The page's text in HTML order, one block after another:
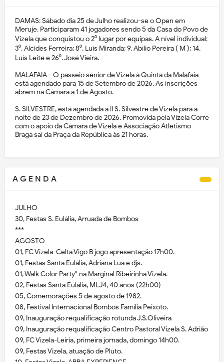
DAMAS: Sábado dia 25 de Julho realizou-se o Open em
Meruje. Participaram 41 jogadores sendo 5 da Casa do Povo de
Vizela que conquistou o 2⁰ lugar por equipas. A nível individual:
3⁰. Alcides Ferreira; 8⁰. Luís Miranda; 9. Abílio Pereira ( M ); 14.
Luís Leite e 26⁰. José Vieira.
MALAFAIA - O passeio sénior de Vizela à Quinta da Malafaia
está agendado para 15 de Setembro de 2026. As inscrições
abrem na Câmara a 1 de Agosto.
S. SILVESTRE, está agendada a II S. Silvestre de Vizela para a
noite de 23 de Dezembro de 2026. Promovida pela Vizela Corre
com o apoio da Câmara de Vizela e Associação Atletismo
Braga sai da Praça da República às 21 horas.
A G E N D A
JULHO
30, Festas S. Eulália, Arruada de Bombos
***
AGOSTO
01, FC Vizela-Celta Vigo B jogo apresentação 17h00.
01, Festas Santa Eulália, Adriana Lua e djs.
01, Walk Color Party" na Marginal Ribeirinha Vizela.
02, Festas Santa Eulália, MLJ4, 40 anos (22h00)
05, Comemorações 5 de agosto de 1982.
08, Festival Internacional Bombos Família Peixoto.
09, Inauguração requalificação rotunda J.S.Oliveira
09, Inauguração requalificação Centro Pastoral Vizela S. Adrião
09, FC Vizela-Leiria, primeira jornada, domingo 14h00.
09, Festas Vizela, atuação de Pluto.